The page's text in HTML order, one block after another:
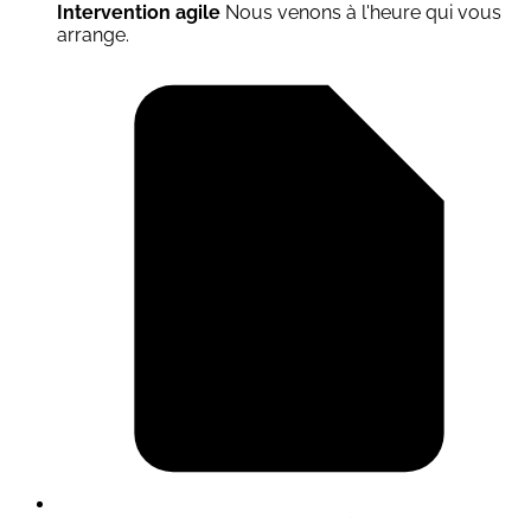
Intervention agile Nous venons à l'heure qui vous
arrange.